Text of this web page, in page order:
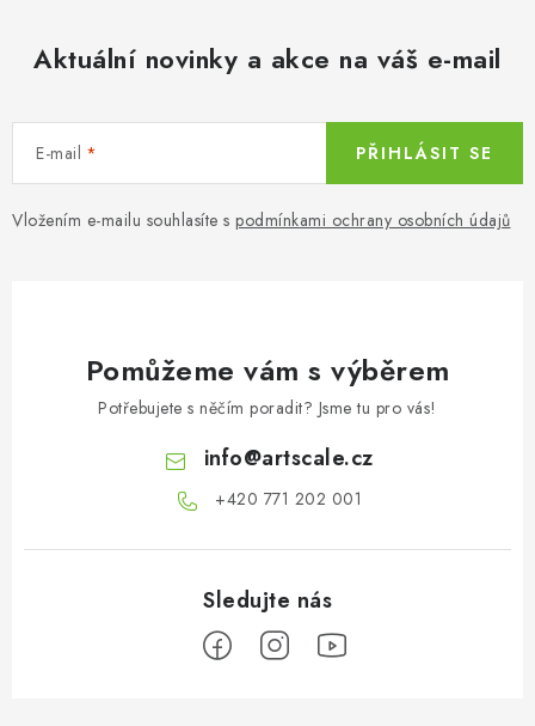
Aktuální novinky a akce na váš e-mail
E-mail
Vložením e-mailu souhlasíte s podmínkami ochrany osobních údajů
PŘIHLÁSIT SE
Pomůžeme vám s výběrem
Potřebujete s něčím poradit? Jsme tu pro vás!
info@artscale.cz
+420 771 202 001​